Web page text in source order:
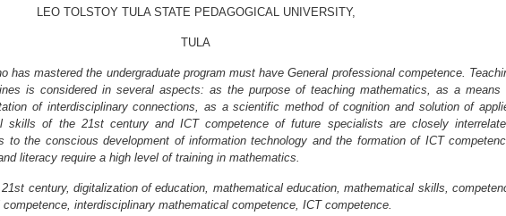
LEO TOLSTOY TULA STATE PEDAGOGICAL UNIVERSITY,
TULA
has mastered the undergraduate program must have General professional competence.
is considered in several aspects: as the purpose of teaching mathematics, as a means
of interdisciplinary connections, as a scientific method of cognition and solution of
skills of the 21st century and ICT competence of future specialists are closely
to the conscious development of information technology and the formation of ICT
literacy require a high level of training in mathematics.
century, digitalization of education, mathematical education, mathematical skills,
interdisciplinary mathematical competence, ICT competence.